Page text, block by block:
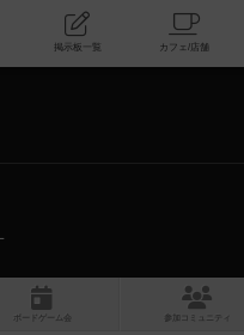
コミュニティ 掲示板一覧
ボ ドゲ ーム コミュニティ